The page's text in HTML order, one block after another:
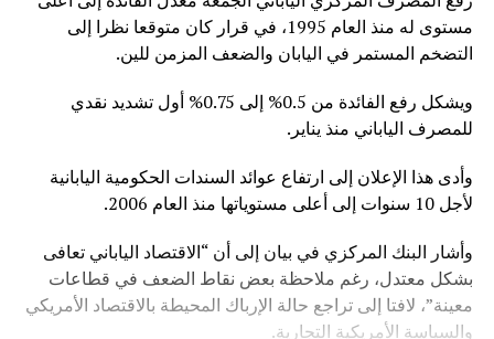
مستوى له منذ العام 1995، في قرار كان متوقعا نظرا إلى
التضخم المستمر في اليابان والضعف المزمن للين.
ويشكل رفع الفائدة من 0.5% إلى 0.75% أول تشديد نقدي
للمصرف الياباني منذ يناير.
وأدى هذا الإعلان إلى ارتفاع عوائد السندات الحكومية اليابانية
لأجل 10 سنوات إلى أعلى مستوياتها منذ العام 2006.
وأشار البنك المركزي في بيان إلى أن “الاقتصاد الياباني تعافى
بشكل معتدل، رغم ملاحظة بعض نقاط الضعف في قطاعات
معينة”، لافتا إلى تراجع حالة الإرباك المحيطة بالاقتصاد الأمريكي
والسياسة الأمريكية التجارية.